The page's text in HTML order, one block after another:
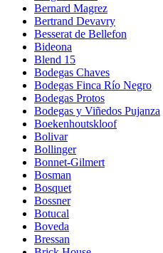
Bernard Magrez
Bertrand Devavry
Besserat de Bellefon
Bideona
Blend 15
Bodegas Chaves
Bodegas Finca Río Negro
Bodegas Protos
Bodegas y Viñedos Pujanza
Boekenhoutskloof
Bolivar
Bollinger
Bonnet-Gilmert
Bosman
Bosquet
Bossner
Botucal
Boveda
Bressan